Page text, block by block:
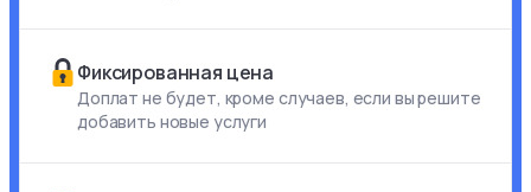
Фиксированная цена
Доплат не будет, кроме случаев, если вы решите
добавить новые услуги